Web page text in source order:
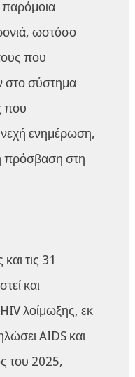
ωστόσο
που
στο σύστημα
που
ενημέρωση,
πρόσβαση στη
τις 31
και
λοίμωξης, εκ
AIDS και
του 2025,